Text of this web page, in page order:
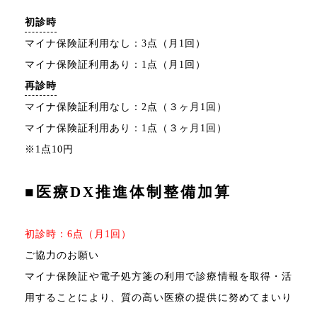
初診時
マイナ保険証利用なし：3点（月1回）
マイナ保険証利用あり：1点（月1回）
再診時
マイナ保険証利用なし：2点（３ヶ月1回）
マイナ保険証利用あり：1点（３ヶ月1回）
※1点10円
■医療DX推進体制整備加算
初診時：6点（月1回）
ご協力のお願い
マイナ保険証や電子処方箋の利用で診療情報を取得・活
用することにより、質の高い医療の提供に努めてまいり